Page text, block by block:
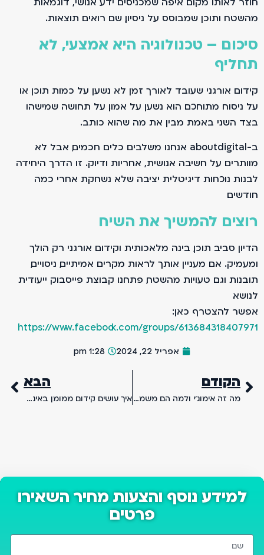
מהשטח ותוכן שמבוסס על ניסיון, שם רואים תוצאות.
סיכום – טכנולוגיה היא אמצעי, לא
תחליף
קידום אורגני שעובד לאורך זמן לא נשען על כמות תוכן או
על ניסוח מתוחכם. הוא נשען על אמון. על תחושה שמישהו
בצד השני באמת מבין את מה שהוא כותב.
ב-aboutdigital אנחנו משלבים כלים חכמים, אבל לא
מוותרים על חשיבה אנושית, אחריות ודיוק. זו הדרך היחידה
לבנות נוכחות דיגיטלית יציבה שלא נשחקת אחרי כמה
חודשים.
רוצים להמשיך את השיח
הדיון סביב תוכן, בינה מלאכותית וקידום אורגני רק הולך
ומעמיק. אם מעניין אותך לראות מקרים אמיתיים, ניסויים,
תובנות וגם טעויות מהשטח, פתחנו קבוצת פייסבוק ייעודית
לנושא.
אפשר להצטרף כאן:
https://www.facebook.com/groups/613684318407971
אפריל 22, 2024 1:28 pm
הקודם
מה זה אימוג'י ולמה הם משמשים? מדריך אימוג'י למתחילים
הבא
איך עושים קידום ממומן באינסטגרם – מדריך לקידום עסק באינסטגרם
למידע נוסף והצעות מחיר השאירו
פרטים